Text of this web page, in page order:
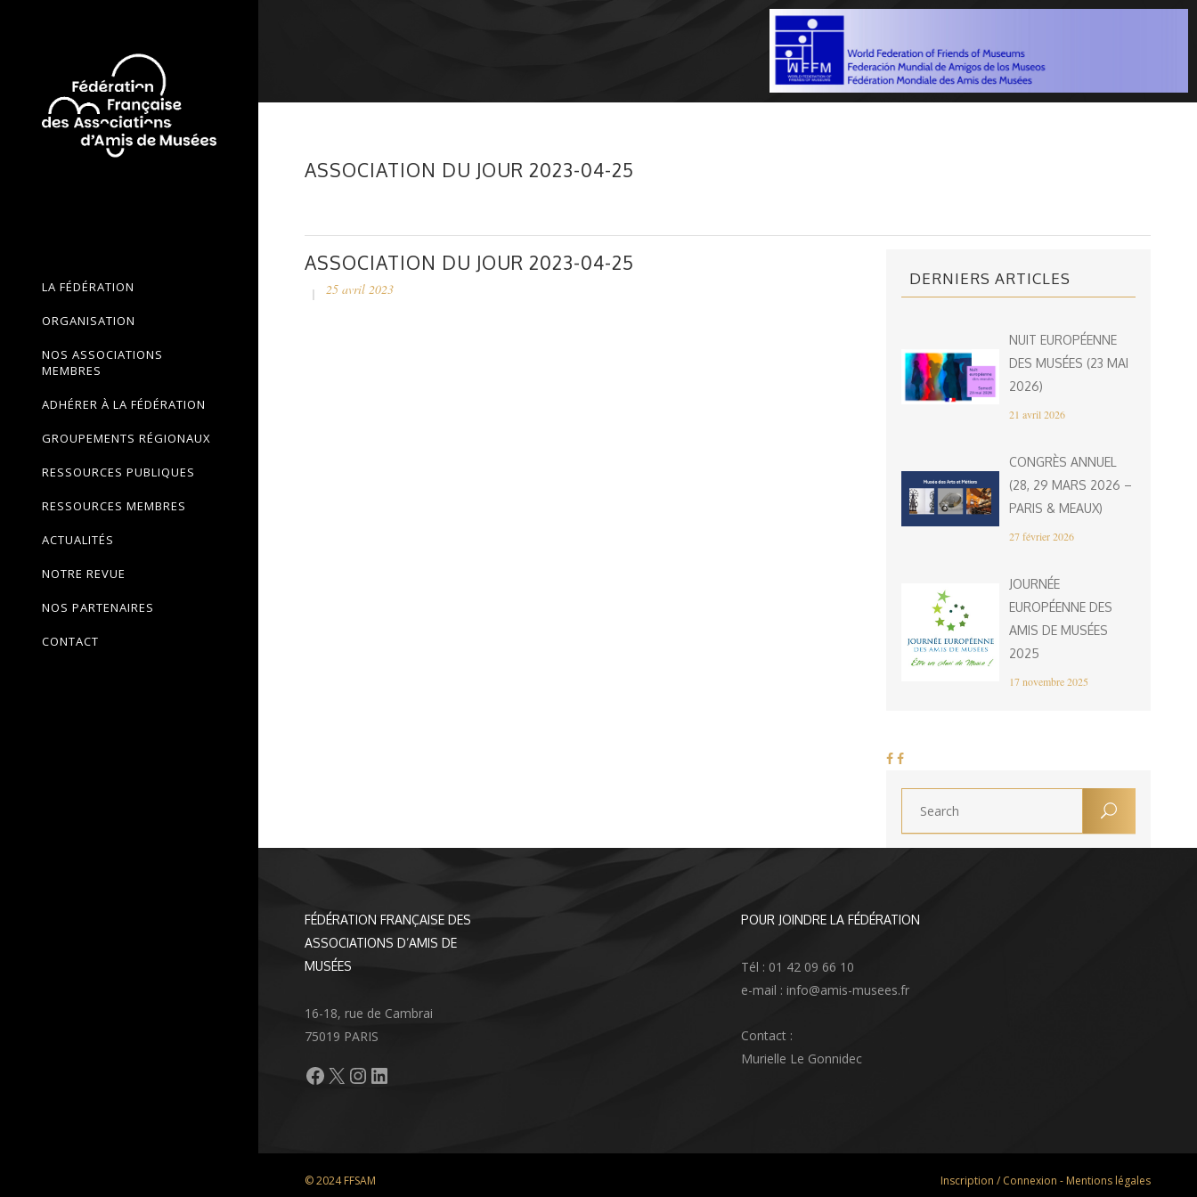
LA FÉDÉRATION
ORGANISATION
NOS ASSOCIATIONS
MEMBRES
ADHÉRER À LA FÉDÉRATION
GROUPEMENTS RÉGIONAUX
RESSOURCES PUBLIQUES
RESSOURCES MEMBRES
ACTUALITÉS
NOTRE REVUE
NOS PARTENAIRES
CONTACT
ASSOCIATION DU JOUR 2023-04-25
ASSOCIATION DU JOUR 2023-04-25
25 avril 2023
DERNIERS ARTICLES
NUIT EUROPÉENNE
DES MUSÉES (23 MAI
2026)
21 avril 2026
CONGRÈS ANNUEL
(28, 29 MARS 2026 –
PARIS & MEAUX)
27 février 2026
JOURNÉE
EUROPÉENNE DES
AMIS DE MUSÉES
2025
17 novembre 2025
FÉDÉRATION FRANÇAISE DES
ASSOCIATIONS D’AMIS DE
MUSÉES
16-18, rue de Cambrai
75019 PARIS
Facebook
X Instagram
LinkedIn
POUR JOINDRE LA FÉDÉRATION
Tél : 01 42 09 66 10
e-mail : info@amis-musees.fr
Contact :
Murielle Le Gonnidec
© 2024 FFSAM Inscription / Connexion - Mentions légales